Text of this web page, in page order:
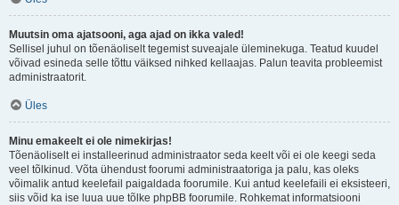
Muutsin oma ajatsooni, aga ajad on ikka valed!
Sellisel juhul on tõenäoliselt tegemist suveajale üleminekuga. Teatud kuudel
võivad esineda selle tõttu väiksed nihked kellaajas. Palun teavita probleemist
administraatorit.
Üles
Minu emakeelt ei ole nimekirjas!
Tõenäoliselt ei installeerinud administraator seda keelt või ei ole keegi seda
veel tõlkinud. Võta ühendust foorumi administraatoriga ja palu, kas oleks
võimalik antud keelefail paigaldada foorumile. Kui antud keelefaili ei eksisteeri,
siis võid ka ise luua uue tõlke phpBB foorumile. Rohkemat informatsiooni